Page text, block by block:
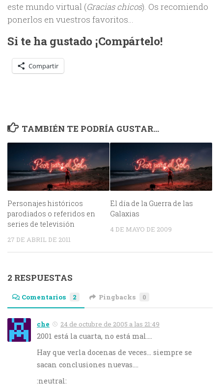
este mundo virtual (Gracias chicos). Os recomiendo
ponerlos en vuestros favoritos…
Si te ha gustado ¡Compártelo!
Compartir
TAMBIÉN TE PODRÍA GUSTAR...
Personajes históricos
parodiados o referidos en
series de televisión
27 DE ABRIL DE 2011
El día de la Guerra de las
Galaxias
4 DE MAYO DE 2009
2 RESPUESTAS
Comentarios 2 Pingbacks 0
che 24 de octubre de 2005 a las 21:49
2001 está la cuarta, no está mal….
Hay que verla docenas de veces… siempre se
sacan conclusiones nuevas….
:neutral: